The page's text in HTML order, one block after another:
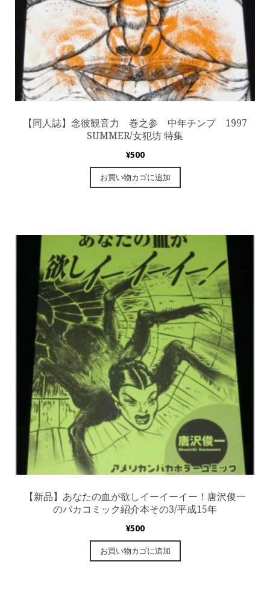
【同人誌】念彼観音力 巻之参 中年チンプ 1997
SUMMER/女犯坊 特集
¥500
お買い物カゴに追加
【新品】あなたの血が欲しイーイーイー！唐沢俊一
のバカコミック紹介本その3/平成15年
¥500
お買い物カゴに追加